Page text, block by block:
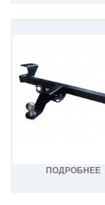
ПОДРОБНЕЕ